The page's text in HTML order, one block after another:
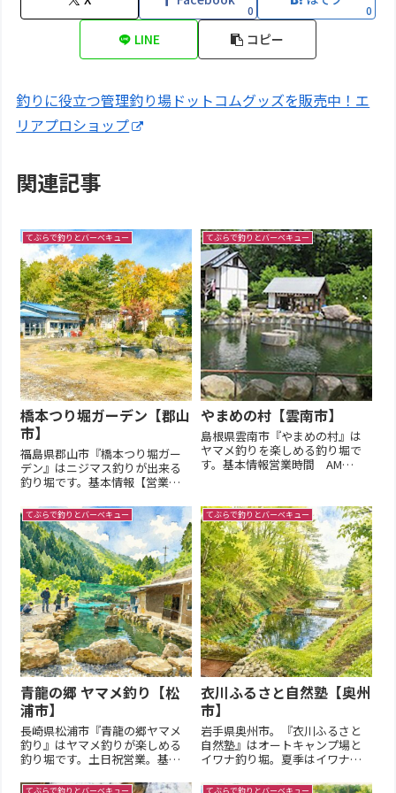
0 0
LINE コピー
釣りに役立つ管理釣り場ドットコムグッズを販売中！エ
リアプロショップ
関連記事
てぶらで釣りとバーベキュー
橋本つり堀ガーデン【郡山
市】
福島県郡山市『橋本つり堀ガー
デン』はニジマス釣りが出来る
釣り堀です。基本情報【営業期
10:00~16:00【定休日 】水曜日
定休【臨時休業】悪天候時、水
質管理時など、公式SNSを参照
【釣 方】エサ（キロ釣り）
【釣場形態】ポンドタイプ【釣
場...
てぶらで釣りとバーベキュー
やまめの村【雲南市】
島根県雲南市『やまめの村』は
ヤマメ釣りを楽しめる釣り堀で
す。基本情報営業時間 AM
い合わせて下さい。(12月〜3月
の冬期の間は積雪があるため、
事前に電話で確認して下さい。)
所在地〒69...
てぶらで釣りとバーベキュー
青龍の郷 ヤマメ釣り【松
浦市】
長崎県松浦市『青龍の郷ヤマメ
釣り』はヤマメ釣りが楽しめる
釣り堀です。土日祝営業。基本
時間】9:00〜17:00【定休日 】
てぶらで釣りとバーベキュー
衣川ふるさと自然塾【奥州
市】
岩手県奥州市。『衣川ふるさと
自然塾』はオートキャンプ場と
イワナ釣り堀。夏季はイワナの
現地で借りることが出来る。